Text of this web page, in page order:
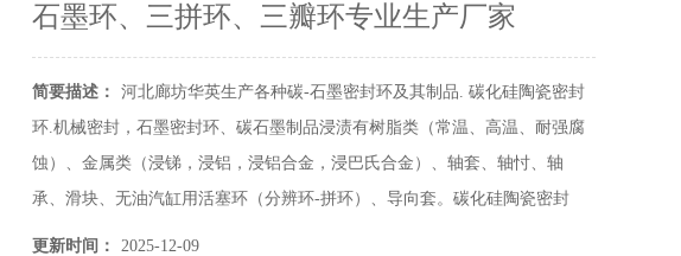
石墨环、三拼环、三瓣环专业生产厂家
简要描述：
河北廊坊华英生产各种碳-石墨密封环及其制品. 碳化硅陶瓷密封
环.机械密封，石墨密封环、碳石墨制品浸渍有树脂类（常温、高温、耐强腐
蚀）、金属类（浸锑，浸铝，浸铝合金，浸巴氏合金）、轴套、轴忖、轴
承、滑块、无油汽缸用活塞环（分辨环-拼环）、导向套。碳化硅陶瓷密封
环、轴套、轴承、分瓣环、导向套。石墨环、三拼环、三瓣环专业生产厂家
更新时间：
2025-12-09